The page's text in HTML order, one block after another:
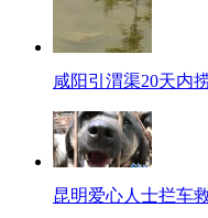
咸阳引渭渠20天内
昆明爱心人士拦车